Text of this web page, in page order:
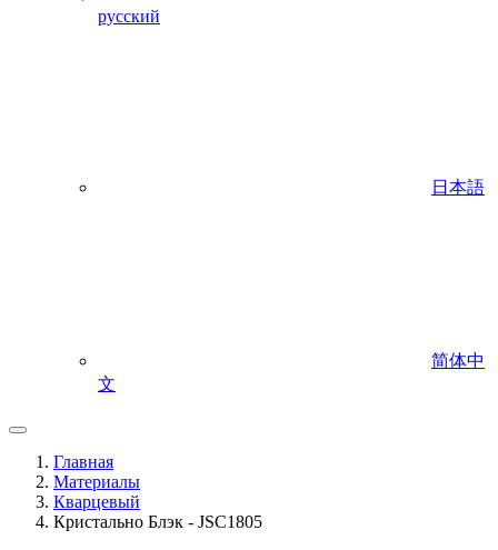
русский
日本語
简体中
文
Главная
Материалы
Кварцевый
Кристально Блэк - JSC1805